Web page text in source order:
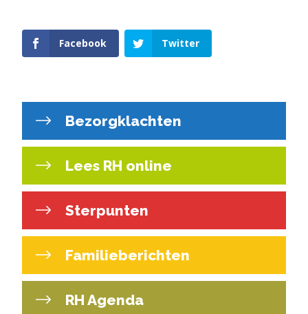
Facebook Twitter
Bezorgklachten
Lees RH online
Sterpunten
Familieberichten
RH Agenda